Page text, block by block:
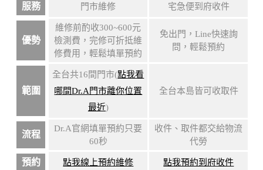
服務 門市維修 宅急便到府收件
優勢
維修前酌收300~600元
檢測費，完修可折抵維
修費用，輕鬆填單預約
免出門，Line快速詢
問，輕鬆預約
範圍
全台共16間門市(點我看
哪間Dr.A門市離你位置
最近)
全台本島皆可收取件
流程
Dr.A官網填單預約只要
60秒
收件、取件都交給物流
代勞
預約 點我線上預約維修 點我預約到府收件